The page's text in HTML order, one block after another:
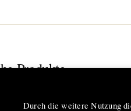
Produkte
Durch die weitere Nutzung